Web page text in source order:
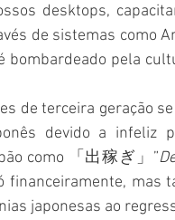
desktops,
de sistemas como
bombardeado pela
de terceira geração
devido a infeliz
como 「出稼ぎ」”
mas
japonesas ao